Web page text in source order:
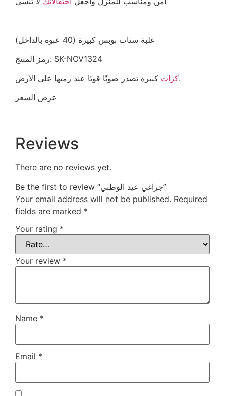
علبة سناب بوبس كبيرة (40 عبوة بالداخل)
رمز المنتج: SK-NOV1324
كراتكبيرة تصدر صوتًا قويًا عند رميها على الأرض.
عرض السعر
Reviews
There are no reviews yet.
Be the first to review “جراغي عيد الوطني”
Your email address will not be published. Required
fields are marked *
Your rating *
Your review *
Name *
Email *